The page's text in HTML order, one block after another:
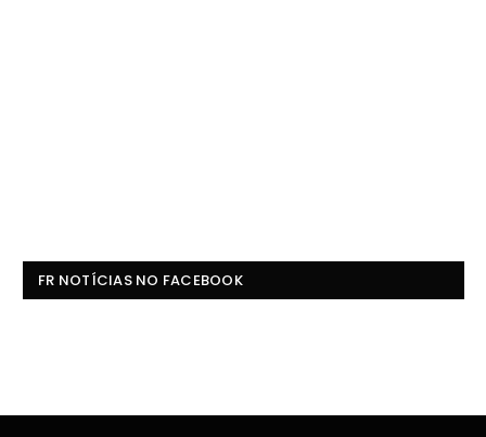
FR NOTÍCIAS NO FACEBOOK